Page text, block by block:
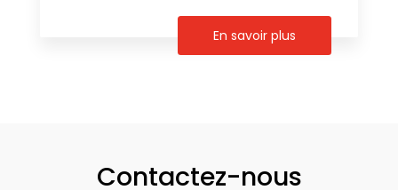
En savoir plus
Contactez-nous